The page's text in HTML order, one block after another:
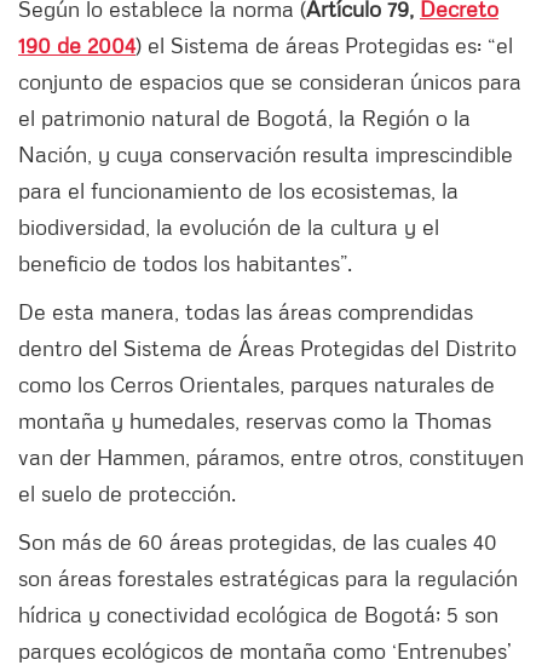
Según lo establece la norma (Artículo 79, Decreto
190 de 2004) el Sistema de áreas Protegidas es: “el
conjunto de espacios que se consideran únicos para
el patrimonio natural de Bogotá, la Región o la
Nación, y cuya conservación resulta imprescindible
para el funcionamiento de los ecosistemas, la
biodiversidad, la evolución de la cultura y el
beneficio de todos los habitantes”.
De esta manera, todas las áreas comprendidas
dentro del Sistema de Áreas Protegidas del Distrito
como los Cerros Orientales, parques naturales de
montaña y humedales, reservas como la Thomas
van der Hammen, páramos, entre otros, constituyen
el suelo de protección.
Son más de 60 áreas protegidas, de las cuales 40
son áreas forestales estratégicas para la regulación
hídrica y conectividad ecológica de Bogotá; 5 son
parques ecológicos de montaña como ‘Entrenubes’